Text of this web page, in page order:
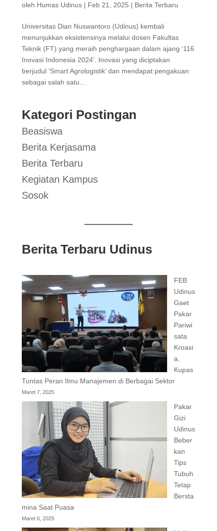
oleh Humas Udinus| Feb 21, 2025 | Berita Terbaru
Universitas Dian Nuswantoro (Udinus) kembali
menunjukkan eksistensinya melalui dosen Fakultas
Teknik (FT) yang meraih penghargaan dalam ajang ‘116
Inovasi Indonesia 2024’. Inovasi yang diciptakan
berjudul ‘Smart Agrologistik’ dan mendapat pengakuan
sebagai salah satu...
Kategori Postingan
Beasiswa
Berita Kerjasama
Berita Terbaru
Kegiatan Kampus
Sosok
Berita Terbaru Udinus
FEB
Udinus
Gaet
Pakar
Pariwi
sata
Kroasi
a,
Kupas
Tuntas Peran Ilmu Manajemen di Berbagai Sektor
Maret 7, 2025
Pakar
Gizi
Udinus
Beber
kan
Tips
Tubuh
Tetap
Bersta
mina Saat Puasa
Maret 6, 2025